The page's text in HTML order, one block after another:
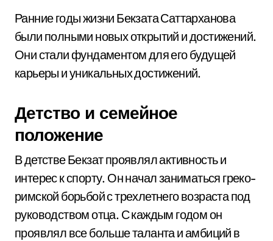
Ранние годы жизни Бекзата Саттарханова
были полными новых открытий и достижений.
Они стали фундаментом для его будущей
карьеры и уникальных достижений.
Детство и семейное
положение
В детстве Бекзат проявлял активность и
интерес к спорту. Он начал заниматься греко-
римской борьбой с трехлетнего возраста под
руководством отца. С каждым годом он
проявлял все больше таланта и амбиций в